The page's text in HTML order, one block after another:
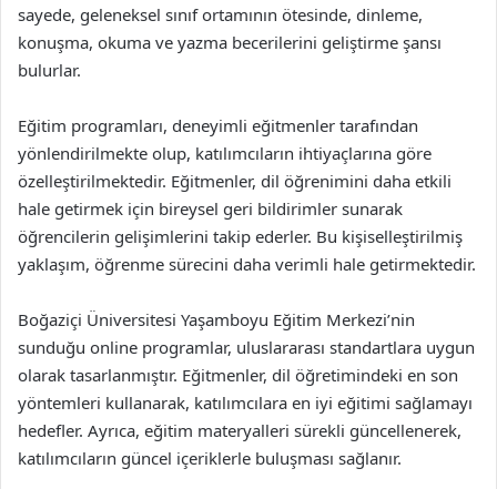
sayede, geleneksel sınıf ortamının ötesinde, dinleme,
konuşma, okuma ve yazma becerilerini geliştirme şansı
bulurlar.
Eğitim programları, deneyimli eğitmenler tarafından
yönlendirilmekte olup, katılımcıların ihtiyaçlarına göre
özelleştirilmektedir. Eğitmenler, dil öğrenimini daha etkili
hale getirmek için bireysel geri bildirimler sunarak
öğrencilerin gelişimlerini takip ederler. Bu kişiselleştirilmiş
yaklaşım, öğrenme sürecini daha verimli hale getirmektedir.
Boğaziçi Üniversitesi Yaşamboyu Eğitim Merkezi’nin
sunduğu online programlar, uluslararası standartlara uygun
olarak tasarlanmıştır. Eğitmenler, dil öğretimindeki en son
yöntemleri kullanarak, katılımcılara en iyi eğitimi sağlamayı
hedefler. Ayrıca, eğitim materyalleri sürekli güncellenerek,
katılımcıların güncel içeriklerle buluşması sağlanır.